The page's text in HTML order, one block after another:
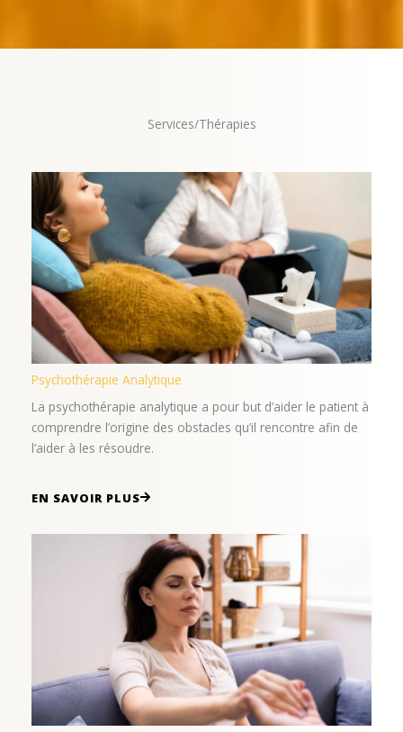
Services/Thérapies
Psychothérapie Analytique
La psychothérapie analytique a pour but d’aider le patient à
comprendre l’origine des obstacles qu’il rencontre afin de
l’aider à les résoudre.
EN SAVOIR PLUS